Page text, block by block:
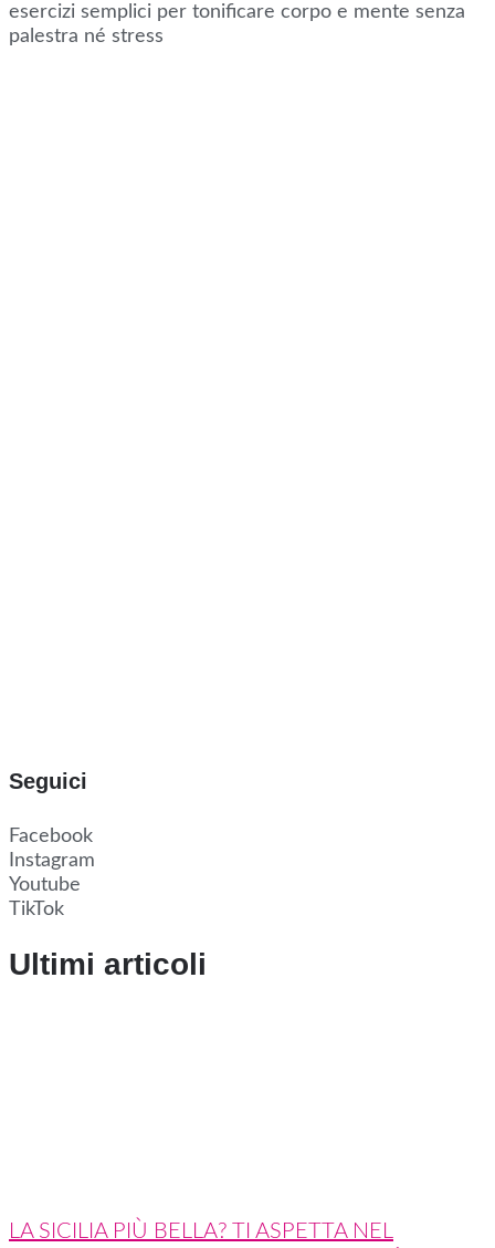
esercizi semplici per tonificare corpo e mente senza
palestra né stress
Seguici
Facebook
Instagram
Youtube
TikTok
Ultimi articoli
LA SICILIA PIÙ BELLA? TI ASPETTA NEL